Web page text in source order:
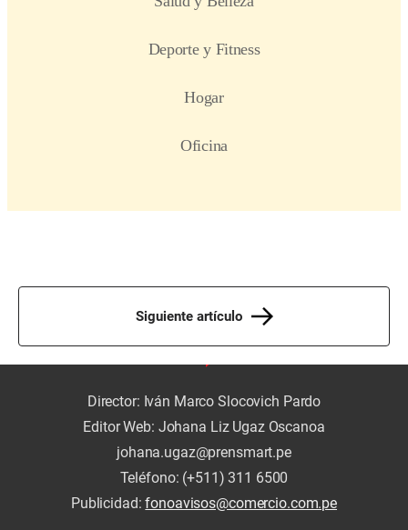
Siguiente artículo
Director: Iván Marco Slocovich Pardo
Editor Web: Johana Liz Ugaz Oscanoa
johana.ugaz@prensmart.pe
Teléfono: (+511) 311 6500
Publicidad:fonoavisos@comercio.com.pe